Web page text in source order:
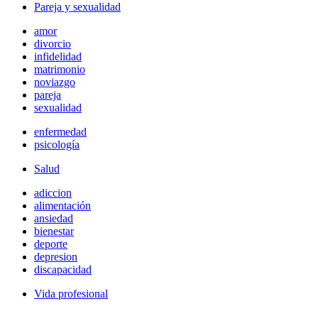
Pareja y sexualidad
amor
divorcio
infidelidad
matrimonio
noviazgo
pareja
sexualidad
enfermedad
psicología
Salud
adiccion
alimentación
ansiedad
bienestar
deporte
depresion
discapacidad
Vida profesional